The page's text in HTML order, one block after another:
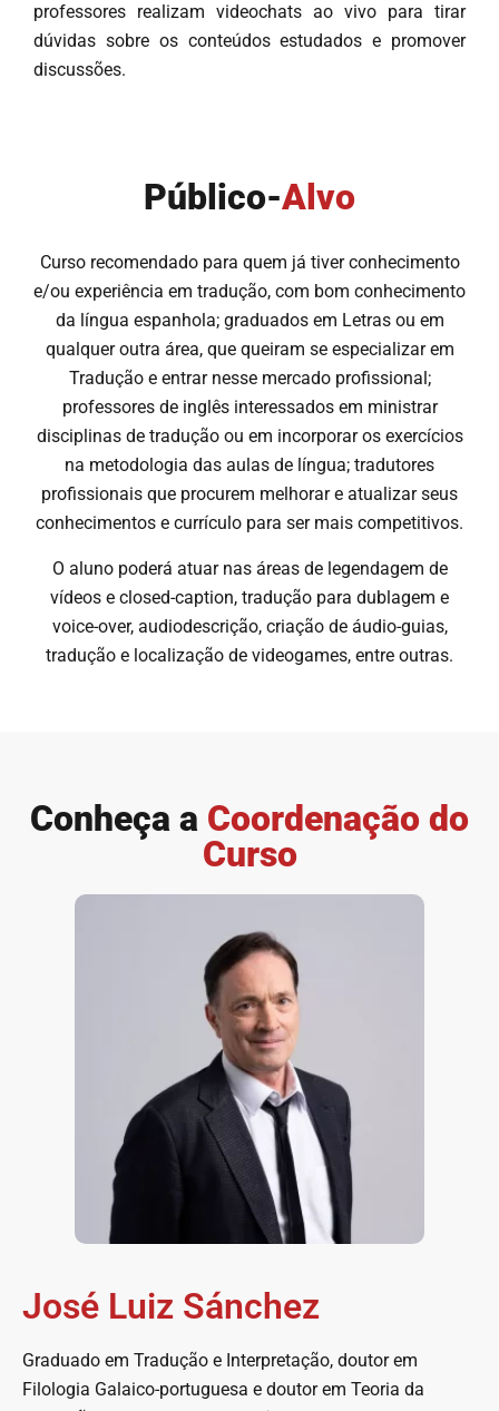
professores realizam videochats ao vivo para tirar
dúvidas sobre os conteúdos estudados e promover
discussões.
Público-Alvo
Curso recomendado para quem já tiver conhecimento
e/ou experiência em tradução, com bom conhecimento
da língua espanhola; graduados em Letras ou em
qualquer outra área, que queiram se especializar em
Tradução e entrar nesse mercado profissional;
professores de inglês interessados em ministrar
disciplinas de tradução ou em incorporar os exercícios
na metodologia das aulas de língua; tradutores
profissionais que procurem melhorar e atualizar seus
conhecimentos e currículo para ser mais competitivos.
O aluno poderá atuar nas áreas de legendagem de
vídeos e closed-caption, tradução para dublagem e
voice-over, audiodescrição, criação de áudio-guias,
tradução e localização de videogames, entre outras.
Conheça a Coordenação do
Curso
José Luiz Sánchez
Graduado em Tradução e Interpretação, doutor em
Filologia Galaico-portuguesa e doutor em Teoria da